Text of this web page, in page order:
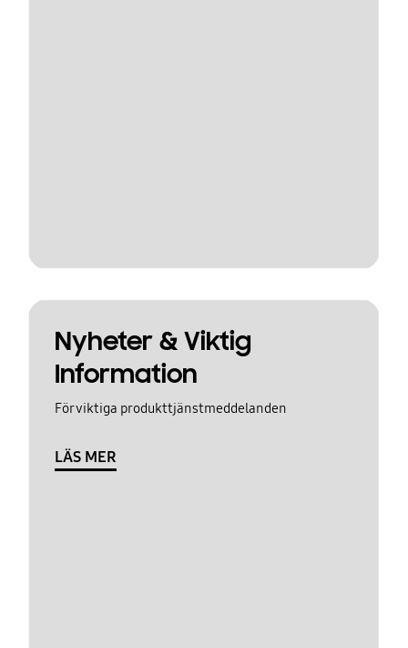
Nyheter & Viktig
Information
För viktiga produkttjänstmeddelanden
LÄS MER